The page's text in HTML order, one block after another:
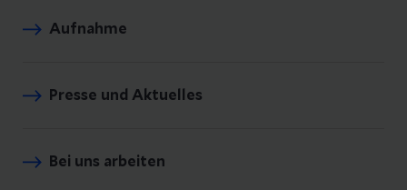
Aufnahme
Presse und Aktuelles
Bei uns arbeiten